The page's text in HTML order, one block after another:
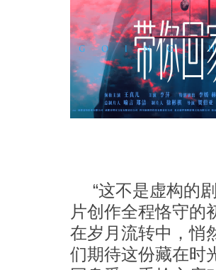
“这不是虚构的
片创作全程恪守的
在岁月流转中，悄
们期待这份藏在时